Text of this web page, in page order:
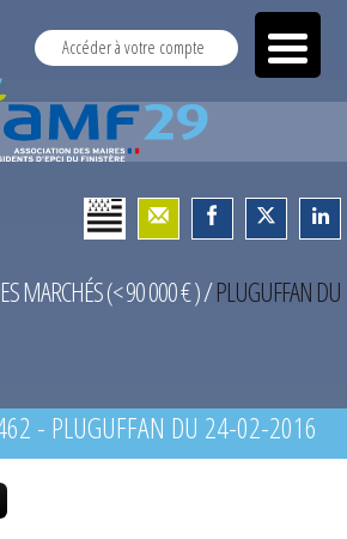
Accéder à votre compte
MARCHÉS (< 90 000 € )/PLUGUFFAN DU
- PLUGUFFAN DU 24-02-2016